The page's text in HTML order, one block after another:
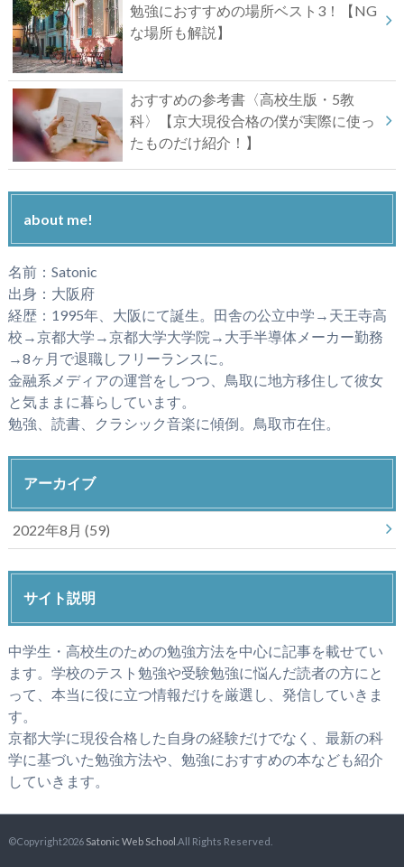
勉強におすすめの場所ベスト3！【NG
な場所も解説】
おすすめの参考書〈高校生版・5教
科〉【京大現役合格の僕が実際に使っ
たものだけ紹介！】
about me!
名前：Satonic
出身：大阪府
経歴：1995年、大阪にて誕生。田舎の公立中学→天王寺高
校→京都大学→京都大学大学院→大手半導体メーカー勤務
→8ヶ月で退職しフリーランスに。
金融系メディアの運営をしつつ、鳥取に地方移住して彼女
と気ままに暮らしています。
勉強、読書、クラシック音楽に傾倒。鳥取市在住。
アーカイブ
2022年8月 (59)
サイト説明
中学生・高校生のための勉強方法を中心に記事を載せてい
ます。学校のテスト勉強や受験勉強に悩んだ読者の方にと
って、本当に役に立つ情報だけを厳選し、発信していきま
す。
京都大学に現役合格した自身の経験だけでなく、最新の科
学に基づいた勉強方法や、勉強におすすめの本なども紹介
していきます。
©Copyright2026 Satonic Web School .All Rights Reserved.